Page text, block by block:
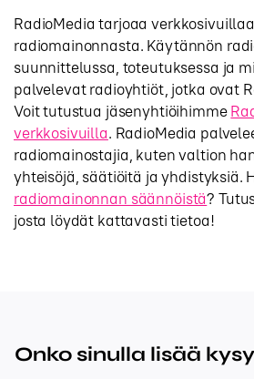
RadioMedia tarjoaa
radiomainonnasta. Käytännön
suunnittelussa, toteutuksessa ja
palvelevat radioyhtiöt, jotka ovat
Voit tutustua jäsenyhtiöihimme
verkkosivuilla. RadioMedia
radiomainostajia, kuten valtion
yhteisöjä, säätiöitä ja yhdistyksiä.
radiomainonnan säännöistä?
josta löydät kattavasti tietoa!
Onko sinulla lisää